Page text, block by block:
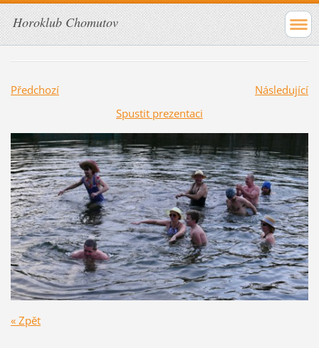
Horoklub Chomutov
Předchozí
Následující
Spustit prezentaci
« Zpět